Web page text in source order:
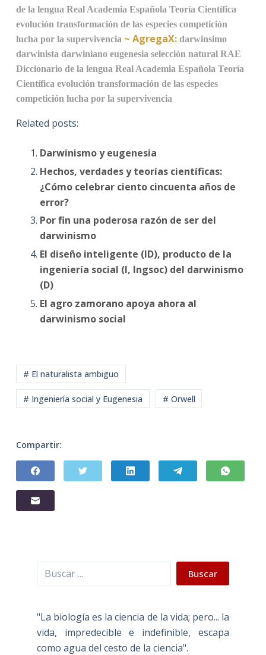
de la lengua Real Academia Española Teoría Científica
evolución transformación de las especies competición
lucha por la supervivencia~ AgregaX: darwinsimo
darwinista darwiniano eugenesia selección natural RAE
Diccionario de la lengua Real Academia Española Teoría
Científica evolución transformación de las especies
competición lucha por la supervivencia
Related posts:
Darwinismo y eugenesia
Hechos, verdades y teorías científicas:
¿Cómo celebrar ciento cincuenta años de
error?
Por fin una poderosa razón de ser del
darwinismo
El diseño inteligente (ID), producto de la
ingeniería social (I, Ingsoc) del darwinismo
(D)
El agro zamorano apoya ahora al
darwinismo social
# El naturalista ambiguo
# Ingeniería social y Eugenesia # Orwell
Compartir:
Buscar Buscar
"La biología es la ciencia de la vida; pero... la
vida, impredecible e indefinible, escapa
como agua del cesto de la ciencia".